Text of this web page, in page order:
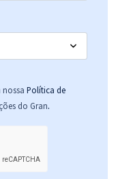
Política de
do Gran.